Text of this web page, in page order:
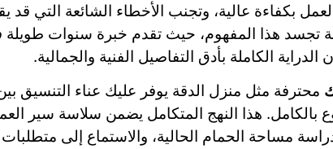
بكفاءة عالية، وتجنب الأخطاء الشائعة التي قد
تجسد هذا المفهوم، حيث تقدم خبرة سنوات
الكاملة بأدق التفاصيل الفنية والجمالية.
محترفة مثل منزل الدقة يوفر عليك عناء التنسيق
بالكامل. هذا النهج المتكامل يضمن سلاسة سير
مساحة الحمام الحالية، والاستماع إلى